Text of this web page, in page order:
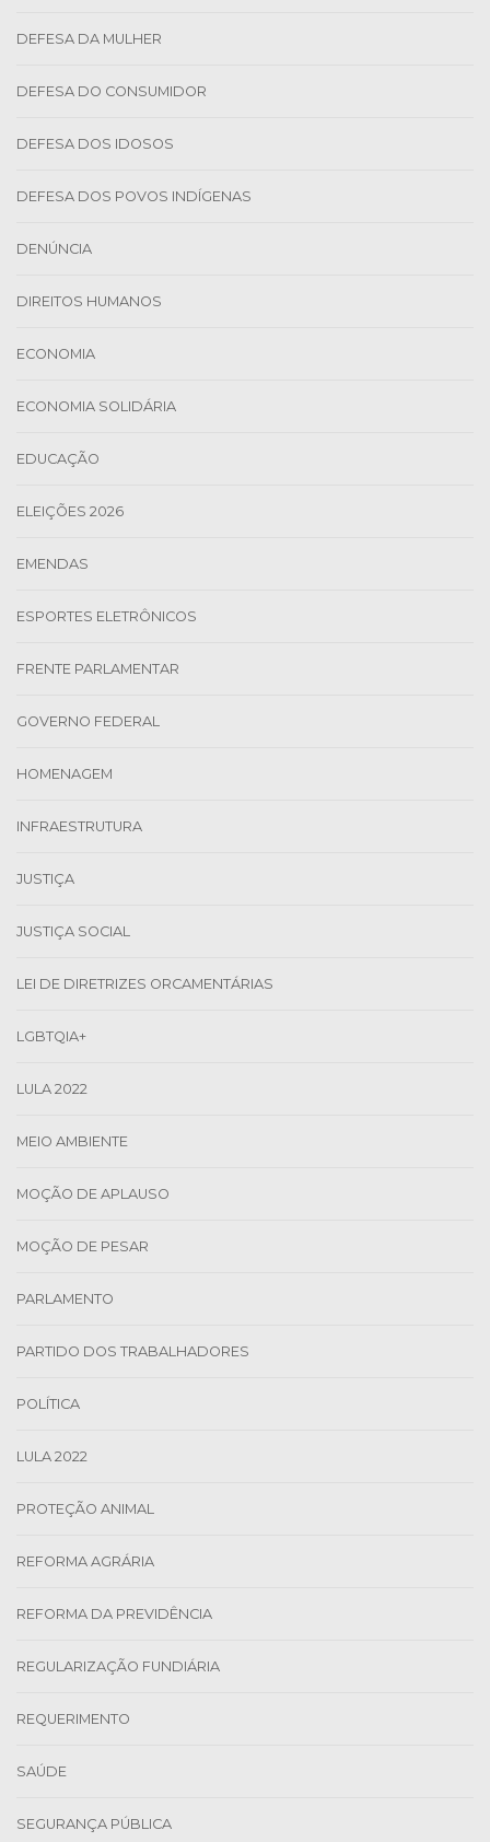
DEFESA DA MULHER
DEFESA DO CONSUMIDOR
DEFESA DOS IDOSOS
DEFESA DOS POVOS INDÍGENAS
DENÚNCIA
DIREITOS HUMANOS
ECONOMIA
ECONOMIA SOLIDÁRIA
EDUCAÇÃO
ELEIÇÕES 2026
EMENDAS
ESPORTES ELETRÔNICOS
FRENTE PARLAMENTAR
GOVERNO FEDERAL
HOMENAGEM
INFRAESTRUTURA
JUSTIÇA
JUSTIÇA SOCIAL
LEI DE DIRETRIZES ORCAMENTÁRIAS
LGBTQIA+
LULA 2022
MEIO AMBIENTE
MOÇÃO DE APLAUSO
MOÇÃO DE PESAR
PARLAMENTO
PARTIDO DOS TRABALHADORES
POLÍTICA
LULA 2022
PROTEÇÃO ANIMAL
REFORMA AGRÁRIA
REFORMA DA PREVIDÊNCIA
REGULARIZAÇÃO FUNDIÁRIA
REQUERIMENTO
SAÚDE
SEGURANÇA PÚBLICA